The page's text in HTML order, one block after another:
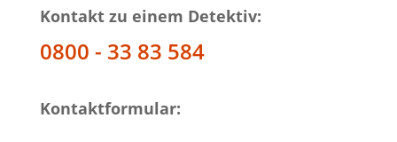
Kontakt zu einem Detektiv:
0800 - 33 83 584
Kontaktformular: